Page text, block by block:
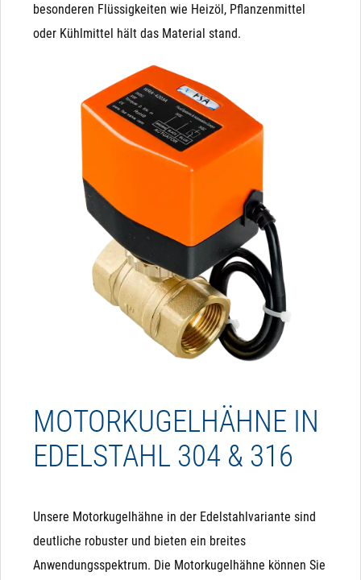
besonderen Flüssigkeiten wie Heizöl, Pflanzenmittel
oder Kühlmittel hält das Material stand.
MOTORKUGELHÄHNE IN
EDELSTAHL 304 & 316
Unsere Motorkugelhähne in der Edelstahlvariante sind
deutliche robuster und bieten ein breites
Anwendungsspektrum. Die Motorkugelhähne können Sie